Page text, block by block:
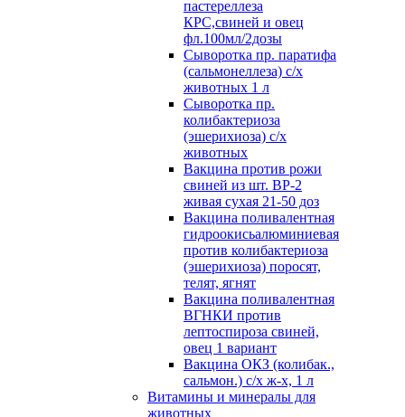
пастереллеза
КРС,свиней и овец
фл.100мл/2дозы
Сыворотка пр. паратифа
(сальмонеллеза) с/х
животных 1 л
Сыворотка пр.
колибактериоза
(эшерихиоза) с/х
животных
Вакцина против рожи
свиней из шт. ВР-2
живая сухая 21-50 доз
Вакцина поливалентная
гидроокисьалюминиевая
против колибактериоза
(эшерихиоза) поросят,
телят, ягнят
Вакцина поливалентная
ВГНКИ против
лептоспироза свиней,
овец 1 вариант
Вакцина ОКЗ (колибак.,
сальмон.) с/х ж-х, 1 л
Витамины и минералы для
животных